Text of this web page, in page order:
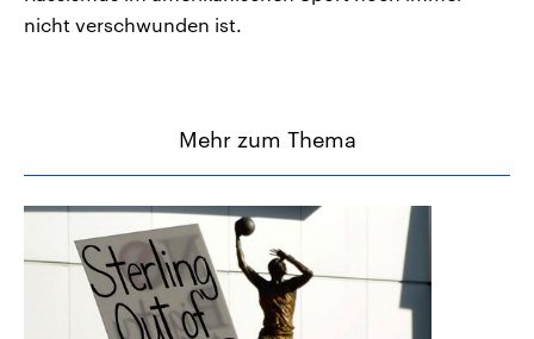
nicht verschwunden ist.
Mehr zum Thema